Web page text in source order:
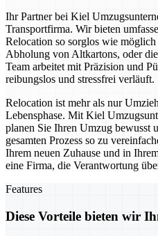
Ihr Partner bei Kiel
Transportfirma. Wir bieten
Relocation so sorglos wie
Abholung von Altkartons, oder
Team arbeitet mit Präzision und
reibungslos und stressfrei verläuft.
Relocation ist mehr als nur
Lebensphase. Mit Kiel
planen Sie Ihren Umzug bewusst
gesamten Prozess so zu
Ihrem neuen Zuhause und in
eine Firma, die Verantwortung
Features
Diese Vorteile bieten wir